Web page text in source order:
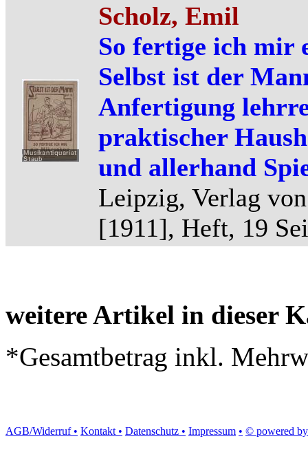
Scholz, Emil
So fertige ich mir
Selbst ist der
Anfertigung
praktischer
und allerhand
Leipzig, Verlag
[1911], Heft, 19
weitere Artikel in dieser
*Gesamtbetrag inkl.
AGB/Widerruf • Kontakt • Datenschutz • Impressum • © powered